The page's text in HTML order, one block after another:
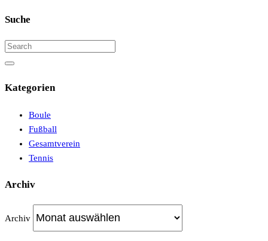
Suche
Kategorien
Boule
Fußball
Gesamtverein
Tennis
Archiv
Archiv